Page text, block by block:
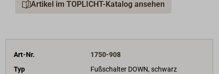
Artikel im TOPLICHT-Katalog ansehen
Art-Nr.
1750-908
Typ
Fußschalter DOWN, schwarz